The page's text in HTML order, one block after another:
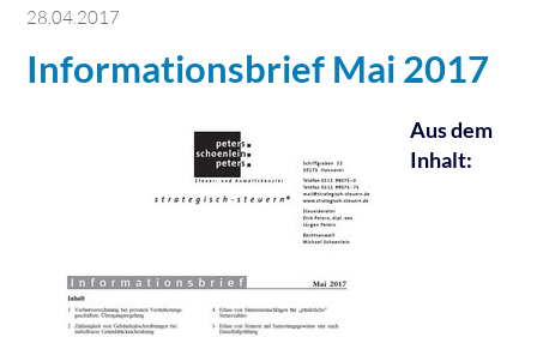
28.04.2017
Informationsbrief Mai 2017
Aus dem
Inhalt: